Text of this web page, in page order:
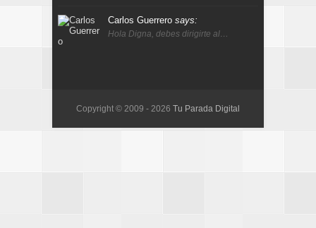
Carlos Guerrero says:
Hola Digna, debes dirigirte al…
Copyright © 2009 - 2026 Tu Parada Digital